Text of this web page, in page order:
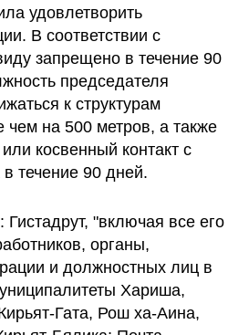
удовлетворить
В соответствии с
запрещено в течение 90
председателя
к структурам
чем на 500 метров, а также
косвенный контакт с
течение 90 дней.
Гистадрут, "включая все его
органы,
и должностных лиц в
Хариша,
Гата, Рош ха-Аина,